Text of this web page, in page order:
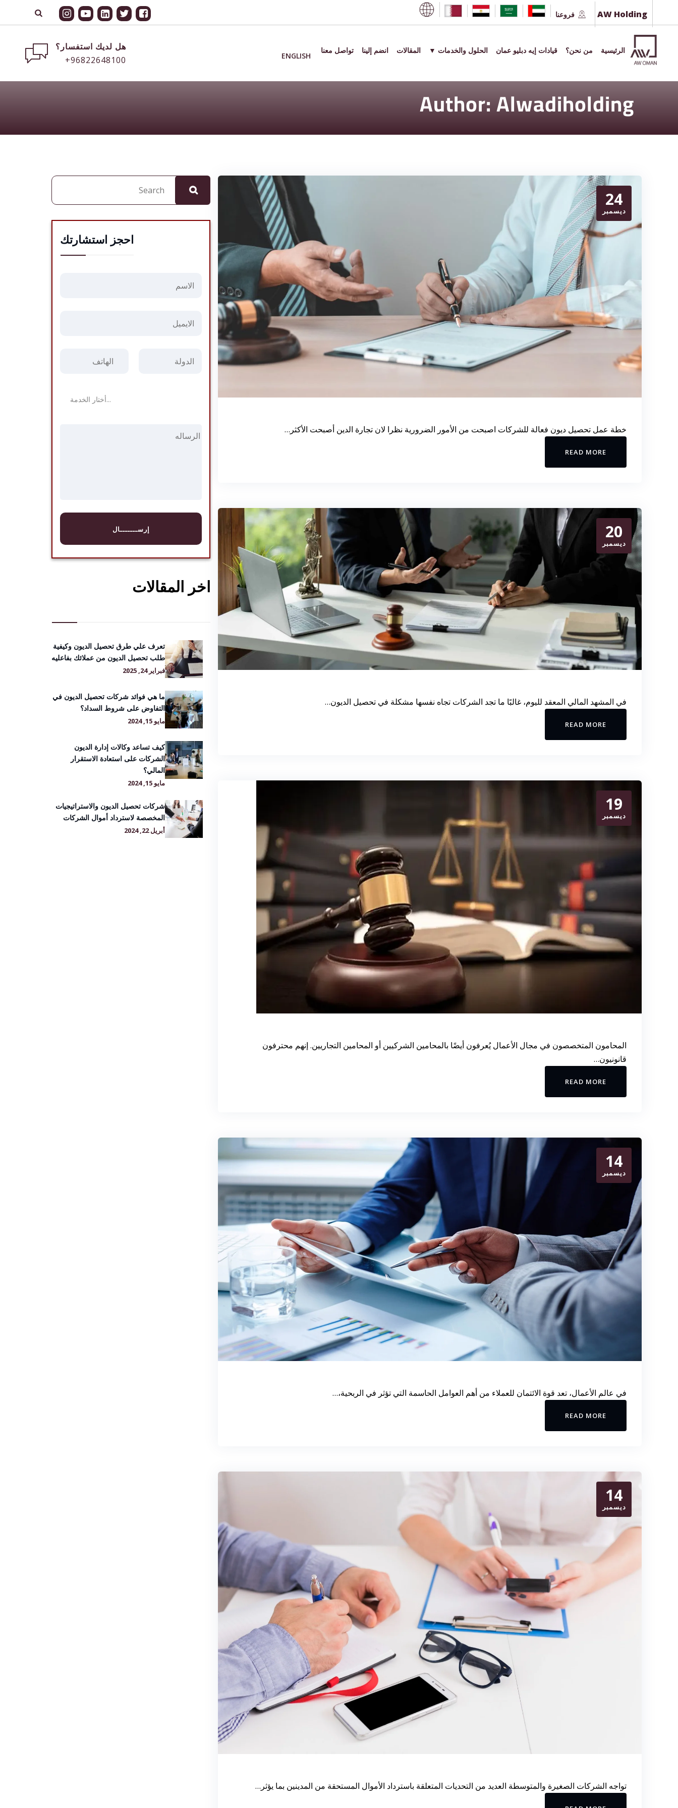
content
AW Holding فروعنا
ENGLISH
تواصل معنا انضم إلينا المقالات الحلول والخدمات ▼ قيادات إيه دبليو عمان من نحن؟ الرئيسية
هل لديك استفسار؟
+96822648100
Author: Alwadiholding
24
ديسمبر
خطة عمل تحصيل ديون فعالة للشركات اصبحت من الأمور الضرورية نظرا لان تجارة الدين أصبحت الأكثر…
READ MORE
20
ديسمبر
في المشهد المالي المعقد لليوم، غالبًا ما تجد الشركات تجاه نفسها مشكلة في تحصيل الديون…
READ MORE
19
ديسمبر
المحامون المتخصصون في مجال الأعمال يُعرفون أيضًا بالمحامين الشركيين أو المحامين التجاريين. إنهم محترفون
قانونيون…
READ MORE
14
ديسمبر
في عالم الأعمال، تعد قوة الائتمان للعملاء من أهم العوامل الحاسمة التي تؤثر في الربحية،…
READ MORE
14
ديسمبر
تواجه الشركات الصغيرة والمتوسطة العديد من التحديات المتعلقة باسترداد الأموال المستحقة من المدينين بما يؤثر…
البحث
احجز استشارتك
اخر المقالات
تعرف علي طرق تحصيل الديون وكيفية
طلب تحصيل الديون من عملائك بفاعليه
فبراير 24, 2025
ما هي فوائد شركات تحصيل الديون في
التفاوض على شروط السداد؟
مايو 15, 2024
كيف تساعد وكالات إدارة الديون
الشركات على استعادة الاستقرار
المالي؟
مايو 15, 2024
شركات تحصيل الديون والاستراتيجيات
المخصصة لاسترداد أموال الشركات
أبريل 22, 2024